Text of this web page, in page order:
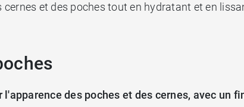
cernes et des poches tout en hydratant et en
l'apparence des poches et des cernes, avec un